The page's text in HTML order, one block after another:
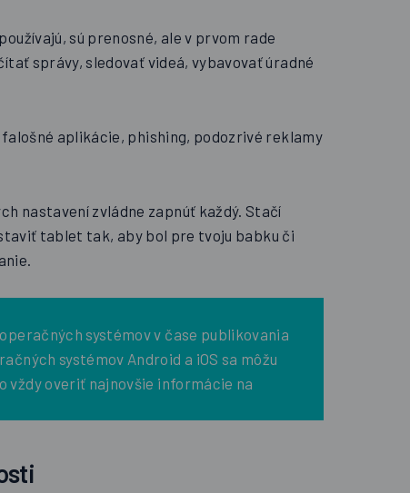
sú prenosné, ale v prvom rade
správy, sledovať videá, vybavovať úradné
aplikácie, phishing, podozrivé reklamy
nastavení zvládne zapnúť každý. Stačí
tablet tak, aby bol pre tvoju babku či
systémov v čase publikovania
systémov Android a iOS sa môžu
vždy overiť najnovšie informácie na